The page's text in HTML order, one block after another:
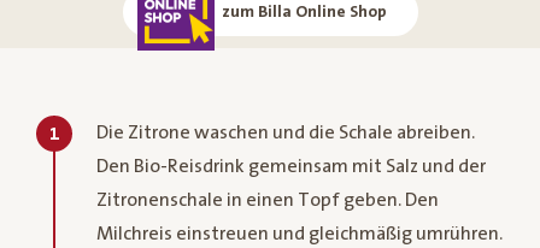
zum Billa Online Shop
1
Die Zitrone waschen und die Schale abreiben.
Den Bio-Reisdrink gemeinsam mit Salz und der
Zitronenschale in einen Topf geben. Den
Milchreis einstreuen und gleichmäßig umrühren.